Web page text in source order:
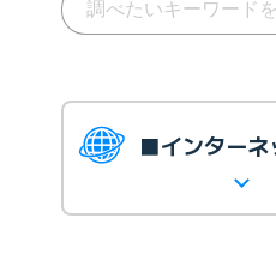
■インターネ